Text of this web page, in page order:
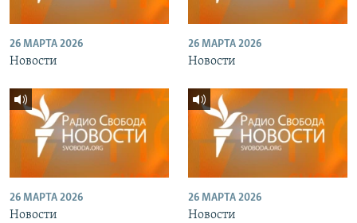
26 МАРТА 2026
Новости
26 МАРТА 2026
Новости
26 МАРТА 2026
Новости
26 МАРТА 2026
Новости